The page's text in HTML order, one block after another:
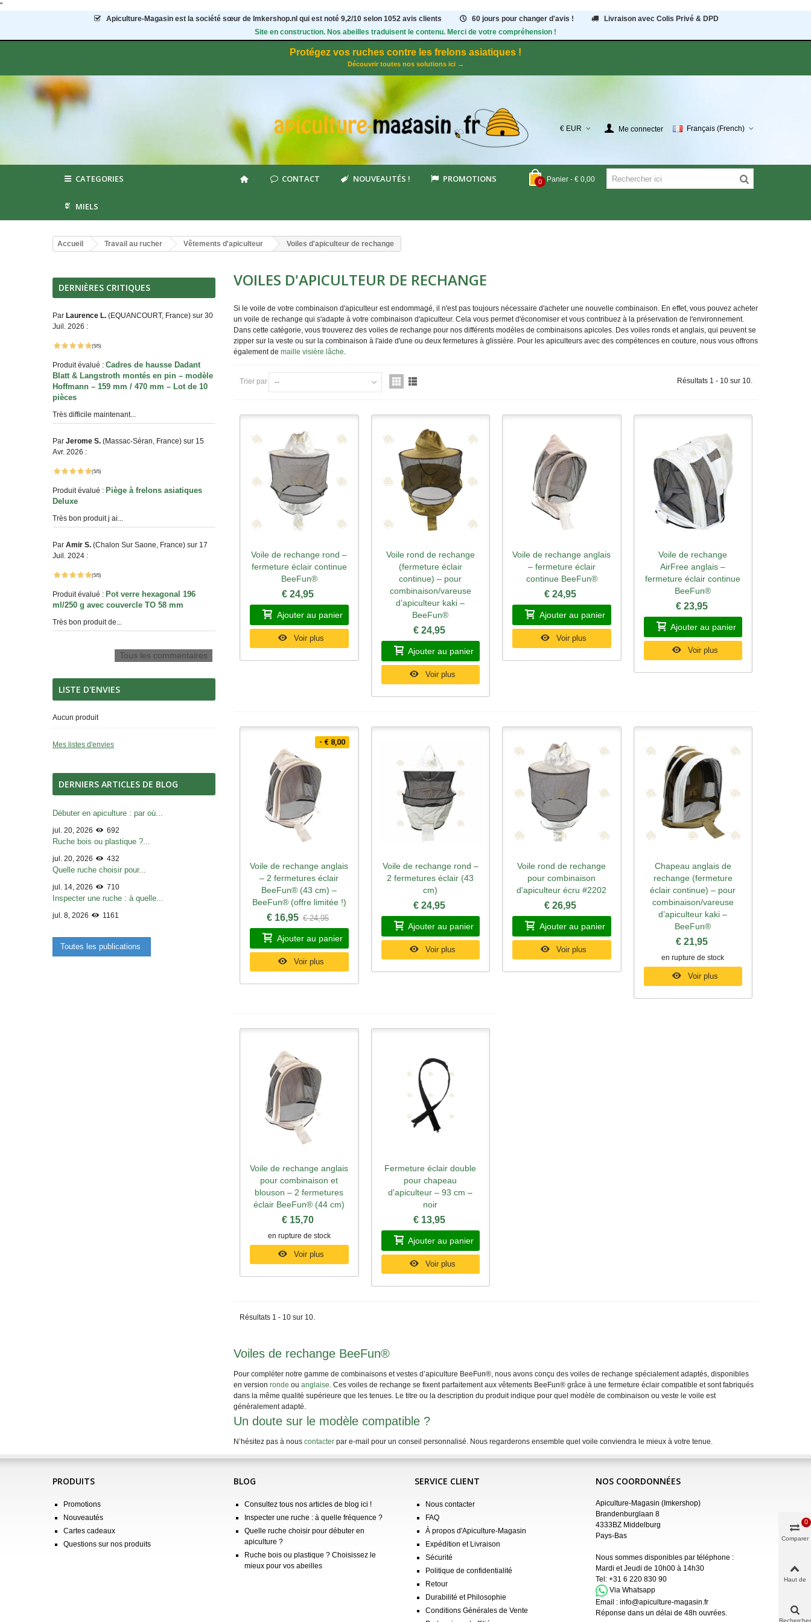
"
Apiculture-Magasin est la société sœur de Imkershop.nl qui est noté 9,2/10 selon 1052avis clients 60 jours pour changer d'avis !
Livraison avec Colis Privé & DPD
Site en construction. Nos abeilles traduisent le contenu. Merci de votre compréhension !
Protégez vos ruches contre les frelons asiatiques !
Découvrir toutes nos solutions ici →
€ EUR Me connecter Français (French)
0 Panier - € 0,00
CATEGORIES CONTACT NOUVEAUTÉS ! PROMOTIONS
MIELS
Accueil Travail au rucher Vêtements d'apiculteur Voiles d'apiculteur de rechange
DERNIÈRES CRITIQUES
Par Laurence L. (EQUANCOURT, France) sur 30
Juil. 2026 :
(5/5)
Produit évalué : Cadres de hausse Dadant
Blatt & Langstroth montés en pin – modèle
Hoffmann – 159 mm / 470 mm – Lot de 10
pièces
Très difficile maintenant...
Par Jerome S. (Massac-Séran, France) sur 15
Avr. 2026 :
(5/5)
Produit évalué : Piège à frelons asiatiques
Deluxe
Très bon produit j ai...
Par Amir S. (Chalon Sur Saone, France) sur 17
Juil. 2024 :
(5/5)
Produit évalué : Pot verre hexagonal 196
ml/250 g avec couvercle TO 58 mm
Très bon produit de...
Tous les commentaires
LISTE D'ENVIES
Aucun produit
Mes listes d'envies
DERNIERS ARTICLES DE BLOG
Débuter en apiculture : par où...
jul. 20, 2026 692
Ruche bois ou plastique ?...
jul. 20, 2026 432
Quelle ruche choisir pour...
jul. 14, 2026 710
Inspecter une ruche : à quelle...
jul. 8, 2026 1161
Toutes les publications
VOILES D'APICULTEUR DE RECHANGE
Si le voile de votre combinaison d'apiculteur est endommagé, il n'est pas toujours nécessaire d'acheter une nouvelle combinaison. En effet, vous pouvez acheter
un voile de rechange qui s'adapte à votre combinaison d'apiculteur. Cela vous permet d'économiser et vous contribuez à la préservation de l'environnement.
Dans cette catégorie, vous trouverez des voiles de rechange pour nos différents modèles de combinaisons apicoles. Des voiles ronds et anglais, qui peuvent se
zipper sur la veste ou sur la combinaison à l'aide d'une ou deux fermetures à glissière. Pour les apiculteurs avec des compétences en couture, nous vous offrons
également de maille visière lâche.
Trier par -- Résultats 1 - 10 sur 10.
Aperçu rapide
Voile de rechange rond –
fermeture éclair continue
BeeFun®
€ 24,95
Ajouter au panier
Voir plus
Aperçu rapide
Voile rond de rechange
(fermeture éclair
continue) – pour
combinaison/vareuse
d’apiculteur kaki –
BeeFun®
€ 24,95
Ajouter au panier
Voir plus
Aperçu rapide
Voile de rechange anglais
– fermeture éclair
continue BeeFun®
€ 24,95
Ajouter au panier
Voir plus
Aperçu rapide
Voile de rechange
AirFree anglais –
fermeture éclair continue
BeeFun®
€ 23,95
Ajouter au panier
Voir plus
- € 8,00
Aperçu rapide
Voile de rechange anglais
– 2 fermetures éclair
BeeFun® (43 cm) –
BeeFun® (offre limitée !)
€ 16,95 € 24,95
Ajouter au panier
Voir plus
Aperçu rapide
Voile de rechange rond –
2 fermetures éclair (43
cm)
€ 24,95
Ajouter au panier
Voir plus
Aperçu rapide
Voile rond de rechange
pour combinaison
d'apiculteur écru #2202
€ 26,95
Ajouter au panier
Voir plus
Aperçu rapide
Chapeau anglais de
rechange (fermeture
éclair continue) – pour
combinaison/vareuse
d’apiculteur kaki –
BeeFun®
€ 21,95
en rupture de stock
Voir plus
Aperçu rapide
Voile de rechange anglais
pour combinaison et
blouson – 2 fermetures
éclair BeeFun® (44 cm)
€ 15,70
en rupture de stock
Voir plus
Aperçu rapide
Fermeture éclair double
pour chapeau
d'apiculteur – 93 cm –
noir
€ 13,95
Ajouter au panier
Voir plus
Résultats 1 - 10 sur 10.
Voiles de rechange BeeFun®
Pour compléter notre gamme de combinaisons et vestes d’apiculture BeeFun®, nous avons conçu des voiles de rechange spécialement adaptés, disponibles
en version ronde ou anglaise . Ces voiles de rechange se fixent parfaitement aux vêtements BeeFun® grâce à une fermeture éclair compatible et sont fabriqués
dans la même qualité supérieure que les tenues. Le titre ou la description du produit indique pour quel modèle de combinaison ou veste le voile est
généralement adapté.
Un doute sur le modèle compatible ?
N’hésitez pas à nous contacter par e-mail pour un conseil personnalisé. Nous regarderons ensemble quel voile conviendra le mieux à votre tenue.
PRODUITS
Promotions
Nouveautés
Cartes cadeaux
Questions sur nos produits
BLOG
Consultez tous nos articles de blog ici !
Inspecter une ruche : à quelle fréquence ?
Quelle ruche choisir pour débuter en
apiculture ?
Ruche bois ou plastique ? Choisissez le
mieux pour vos abeilles
SERVICE CLIENT
Nous contacter
FAQ
À propos d'Apiculture-Magasin
Expédition et Livraison
Sécurité
Politique de confidentialité
Retour
Durabilité et Philosophie
Conditions Générales de Vente
NOS COORDONNÉES
Apiculture-Magasin (Imkershop)
Brandenburglaan 8
4333BZ Middelburg
Pays-Bas
Nous sommes disponibles par téléphone :
Mardi et Jeudi de 10h00 à 14h30
Tel: +31 6 220 830 90
Via Whatsapp
Email : info@apiculture-magasin.fr
Réponse dans un délai de 48h ouvrées.
Comparer
0
Haut de
Rechercher